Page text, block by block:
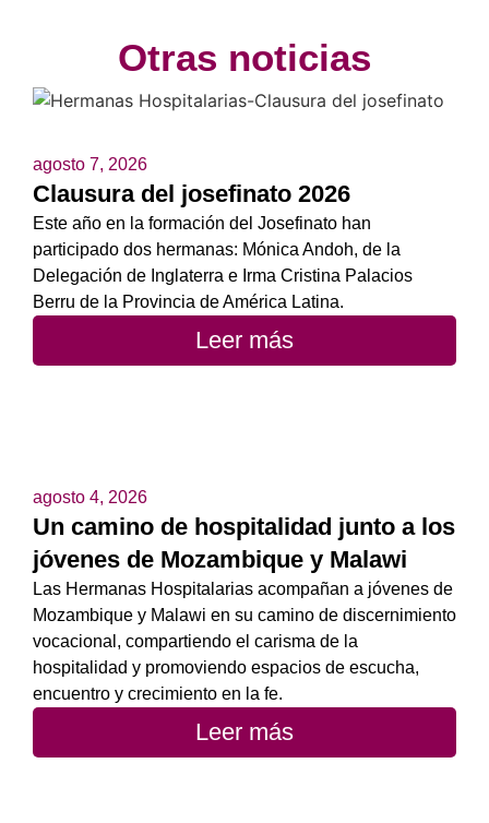
Otras noticias
agosto 7, 2026
Clausura del josefinato 2026
Este año en la formación del Josefinato han
participado dos hermanas: Mónica Andoh, de la
Delegación de Inglaterra e Irma Cristina Palacios
Berru de la Provincia de América Latina.
Leer más
agosto 4, 2026
Un camino de hospitalidad junto a los
jóvenes de Mozambique y Malawi
Las Hermanas Hospitalarias acompañan a jóvenes de
Mozambique y Malawi en su camino de discernimiento
vocacional, compartiendo el carisma de la
hospitalidad y promoviendo espacios de escucha,
encuentro y crecimiento en la fe.
Leer más